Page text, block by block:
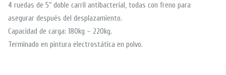
4 ruedas de 5” doble carril antibacterial, todas con freno para
asegurar después del desplazamiento.
Capacidad de carga: 180kg – 220kg.
Terminado en pintura electrostática en polvo.